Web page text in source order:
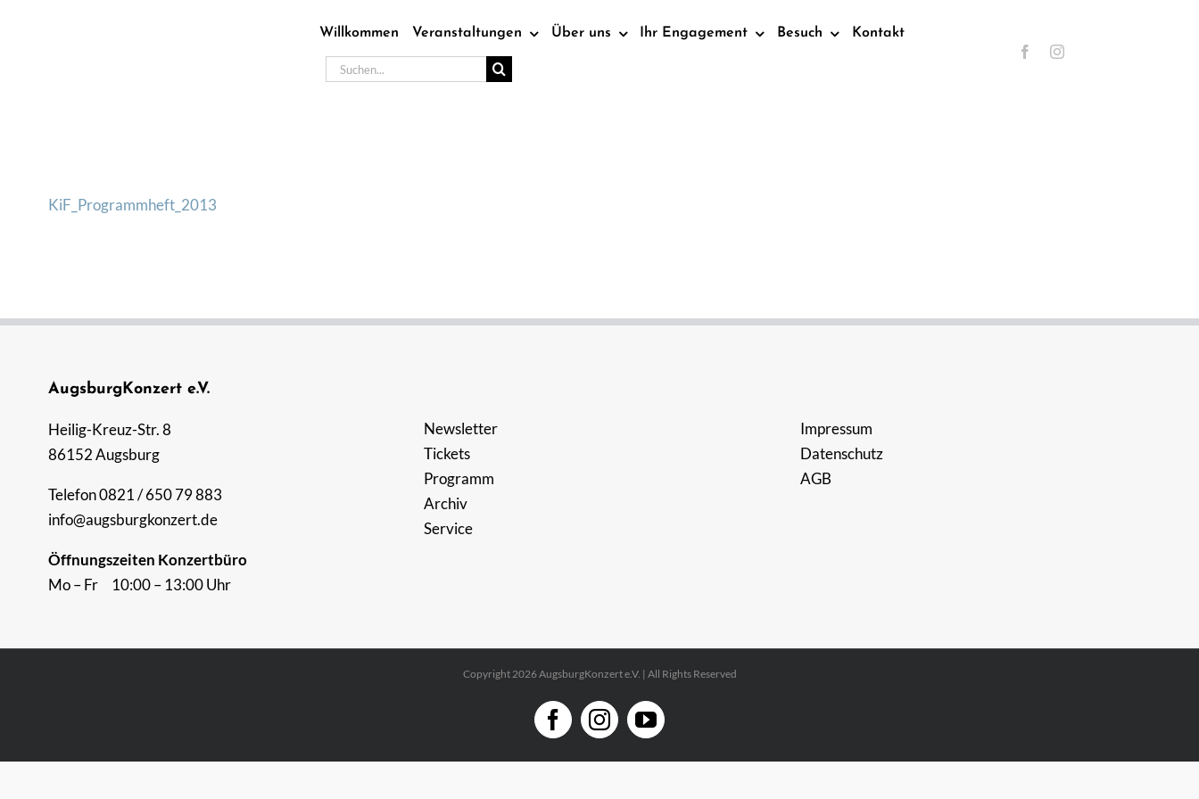
Willkommen Veranstaltungen Über uns Ihr Engagement Besuch Kontakt
Suche
KiF_Programmheft_2013
AugsburgKonzert e.V.
Heilig-Kreuz-Str. 8
86152 Augsburg
Telefon 0821 / 650 79 883
info@augsburgkonzert.de
Öffnungszeiten Konzertbüro
Mo – Fr 10:00 – 13:00 Uhr
Newsletter
Tickets
Programm
Archiv
Service
Impressum
Datenschutz
AGB
Copyright 2026 AugsburgKonzert e.V. | All Rights Reserved
FacebookInstagramYouTube